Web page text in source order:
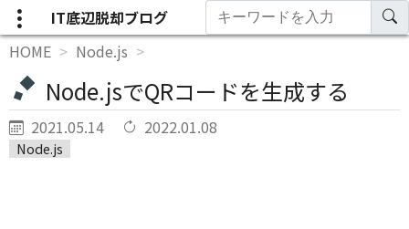
IT底辺脱却ブログ
HOME
Node.js
Node.jsでQRコードを生成する
2021.05.14 2022.01.08
Node.js